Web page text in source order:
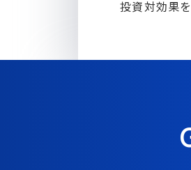
投資対効果